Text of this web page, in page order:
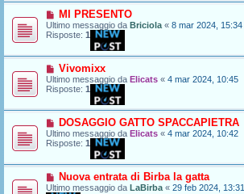
MI PRESENTO
Ultimo messaggio da Briciola « 8 mar 2024, 15:34
Risposte: 1
Vivomixx
Ultimo messaggio da Elicats « 4 mar 2024, 10:45
Risposte: 1
DOSAGGIO GATTO SPACCAPIETRA
Ultimo messaggio da Elicats « 4 mar 2024, 10:42
Risposte: 1
Nuova entrata di Birba la gatta
Ultimo messaggio da LaBirba « 29 feb 2024, 13:31